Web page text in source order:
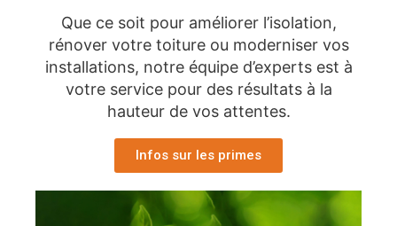
Que ce soit pour améliorer l’isolation,
rénover votre toiture ou moderniser vos
installations, notre équipe d’experts est à
votre service pour des résultats à la
hauteur de vos attentes.
Infos sur les primes